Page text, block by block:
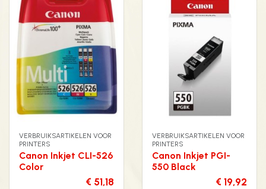
VERBRUIKSARTIKELEN VOOR
PRINTERS
Canon Inkjet CLI-526
Color
€ 51,18
VERBRUIKSARTIKELEN VOOR
PRINTERS
Canon Inkjet PGI-
550 Black
€ 19,92